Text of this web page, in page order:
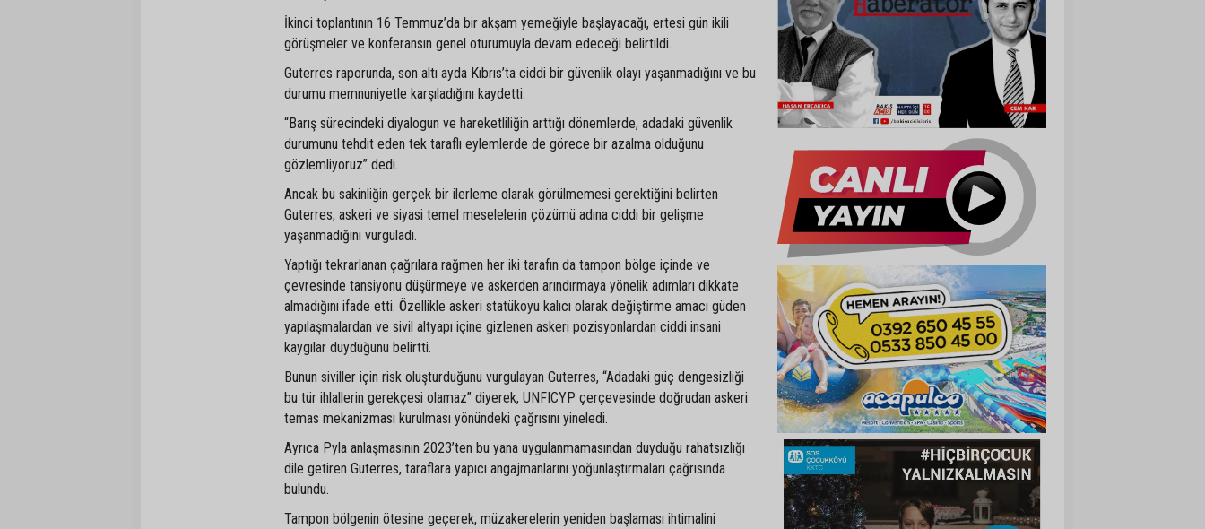
İkinci toplantının 16 Temmuz’da bir akşam yemeğiyle başlayacağı, ertesi gün ikili
görüşmeler ve konferansın genel oturumuyla devam edeceği belirtildi.
Guterres raporunda, son altı ayda Kıbrıs’ta ciddi bir güvenlik olayı yaşanmadığını ve bu
durumu memnuniyetle karşıladığını kaydetti.
“Barış sürecindeki diyalogun ve hareketliliğin arttığı dönemlerde, adadaki güvenlik
durumunu tehdit eden tek taraflı eylemlerde de görece bir azalma olduğunu
gözlemliyoruz” dedi.
Ancak bu sakinliğin gerçek bir ilerleme olarak görülmemesi gerektiğini belirten
Guterres, askeri ve siyasi temel meselelerin çözümü adına ciddi bir gelişme
yaşanmadığını vurguladı.
Yaptığı tekrarlanan çağrılara rağmen her iki tarafın da tampon bölge içinde ve
çevresinde tansiyonu düşürmeye ve askerden arındırmaya yönelik adımları dikkate
almadığını ifade etti. Özellikle askeri statükoyu kalıcı olarak değiştirme amacı güden
yapılaşmalardan ve sivil altyapı içine gizlenen askeri pozisyonlardan ciddi insani
kaygılar duyduğunu belirtti.
Bunun siviller için risk oluşturduğunu vurgulayan Guterres, “Adadaki güç dengesizliği
bu tür ihlallerin gerekçesi olamaz” diyerek, UNFICYP çerçevesinde doğrudan askeri
temas mekanizması kurulması yönündeki çağrısını yineledi.
Ayrıca Pyla anlaşmasının 2023’ten bu yana uygulanmamasından duyduğu rahatsızlığı
dile getiren Guterres, taraflara yapıcı angajmanlarını yoğunlaştırmaları çağrısında
bulundu.
Tampon bölgenin ötesine geçerek, müzakerelerin yeniden başlaması ihtimalini